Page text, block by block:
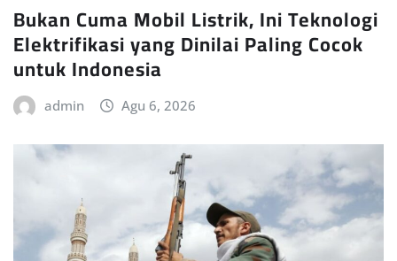
Bukan Cuma Mobil Listrik, Ini Teknologi
Elektrifikasi yang Dinilai Paling Cocok
untuk Indonesia
admin Agu 6, 2026